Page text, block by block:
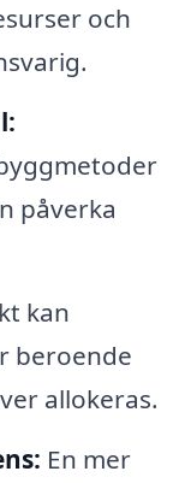
och
påverka
kan
beroende
allokeras.
En mer